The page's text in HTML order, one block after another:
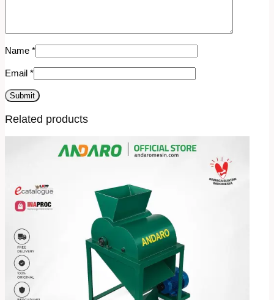
Name *
Email *
Related products